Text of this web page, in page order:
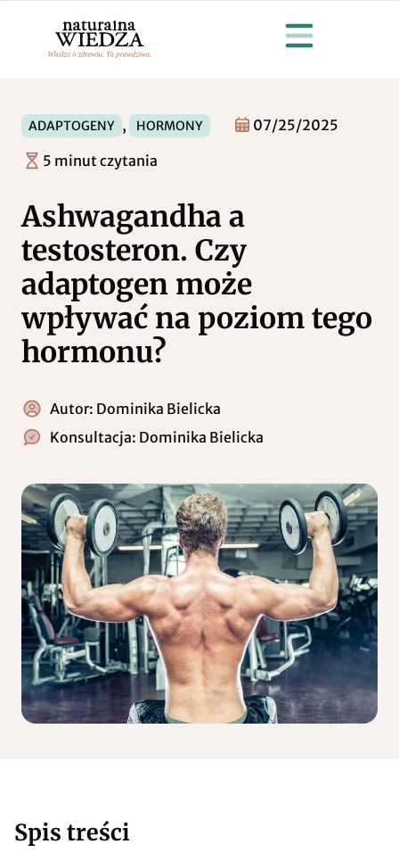
ADAPTOGENY , HORMONY
07/25/2025
5 minut czytania
Ashwagandha a
testosteron. Czy
adaptogen może
wpływać na poziom tego
hormonu?
Autor: Dominika Bielicka
Konsultacja: Dominika Bielicka
Spis treści